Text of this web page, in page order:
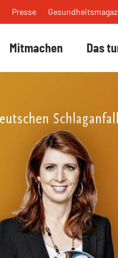
Mitmachen Das
Presse